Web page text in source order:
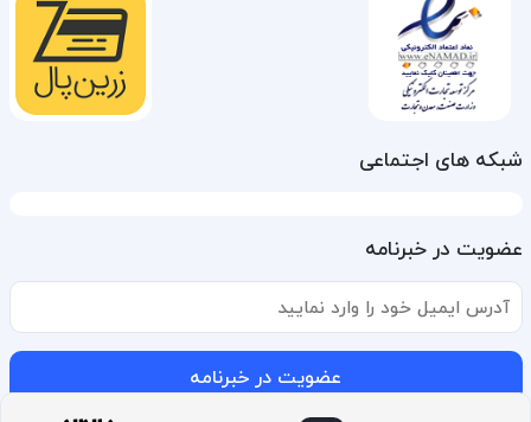
شبکه های اجتماعی
عضویت در خبرنامه
عضویت در خبرنامه